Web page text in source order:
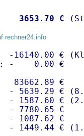
3653.70 €
rechner24.info
16140.00 €
-    0.00 €
83662.89 €
- 5639.29 €
- 1587.60 €
- 7780.65 €
- 1087.62 €
- 1449.44 € (